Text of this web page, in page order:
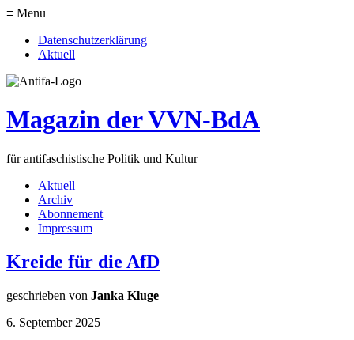
≡ Menu
Datenschutzerklärung
Aktuell
Magazin der VVN-BdA
für antifaschistische Politik und Kultur
Aktuell
Archiv
Abonnement
Impressum
Kreide für die AfD
geschrieben von Janka Kluge
6. September 2025